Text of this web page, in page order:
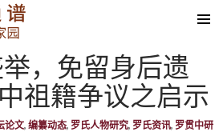
，免留身后遗
祖籍争议之启示
论文, 编纂动态, 罗氏人物研究, 罗氏资讯, 罗贯中研